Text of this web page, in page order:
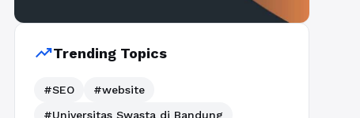
trending_upTrending Topics
#SEO
#website
#Universitas Swasta di Bandung